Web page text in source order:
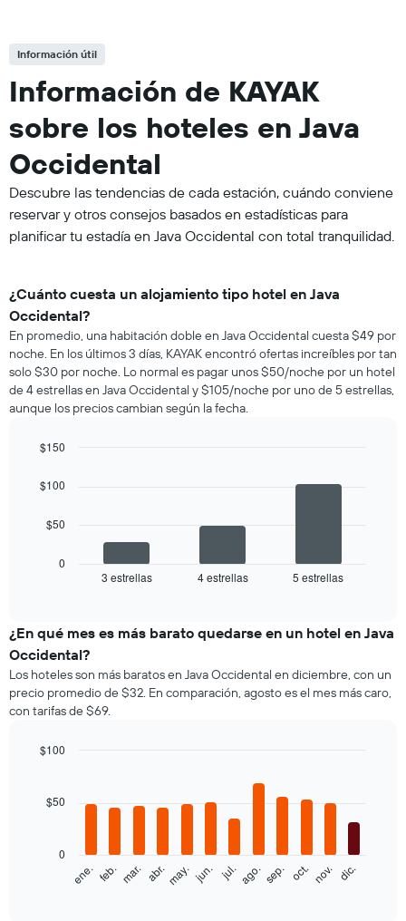
Información útil
Información de KAYAK
sobre los hoteles en Java
Occidental
Descubre las tendencias de cada estación, cuándo conviene
reservar y otros consejos basados en estadísticas para
planificar tu estadía en Java Occidental con total tranquilidad.
¿Cuánto cuesta un alojamiento tipo hotel en Java
Occidental?
En promedio, una habitación doble en Java Occidental cuesta $49 por
noche. En los últimos 3 días, KAYAK encontró ofertas increíbles por tan
solo $30 por noche. Lo normal es pagar unos $50/noche por un hotel
de 4 estrellas en Java Occidental y $105/noche por uno de 5 estrellas,
aunque los precios cambian según la fecha.
chart
with
bars.
el
precio
promedio
de
una
habitación
calculado
de
3 días
agrupado
graphic.
3 estrellas 4 estrellas 5 estrellas
0
$50
$100
$150
¿En qué mes es más barato quedarse en un hotel en Java
Occidental?
Los hoteles son más baratos en Java Occidental en diciembre, con un
precio promedio de $32. En comparación, agosto es el mes más caro,
con tarifas de $69.
with
siguiente
ene. feb. mar. abr.may. jun. jul. ago. sep. oct. nov. dic.
0
$50
$100